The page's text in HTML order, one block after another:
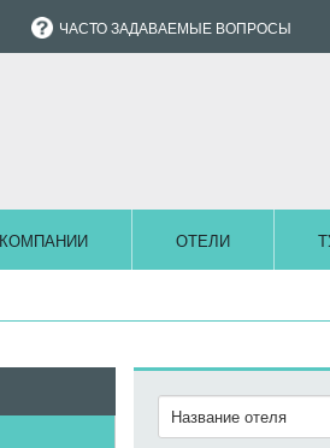
ЧАСТО ЗАДАВАЕМЫЕ ВОПРОСЫ
КОМПАНИИ ОТЕЛИ